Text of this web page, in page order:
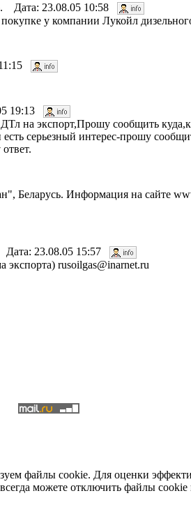
Дата: 23.08.05 10:58
у компании Лукойл
19:13
на экспорт,Прошу сообщить
серьезный интерес-прошу
Беларусь. Информация на сайте
23.08.05 15:57
rusoilgas@inarnet.ru
файлы cookie. Для оценки
можете отключить файлы cookie